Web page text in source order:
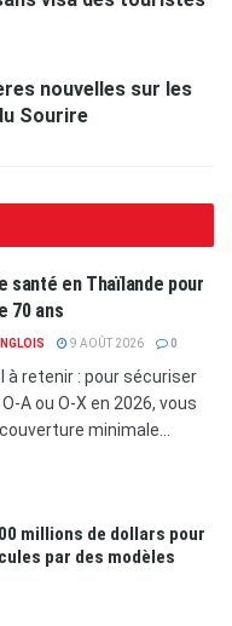
nouvelles sur les
Sourire
santé en Thaïlande pour
70 ans
9 AOÛT 2026 0
à retenir : pour sécuriser
A ou O-X en 2026, vous
minimale...
millions de dollars pour
par des modèles